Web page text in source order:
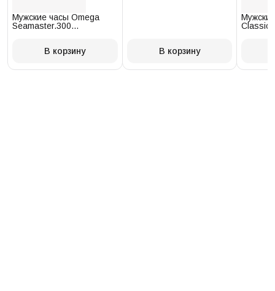
Мужские часы Omega
Seamaster.300
В корзину
В корзину
Classic